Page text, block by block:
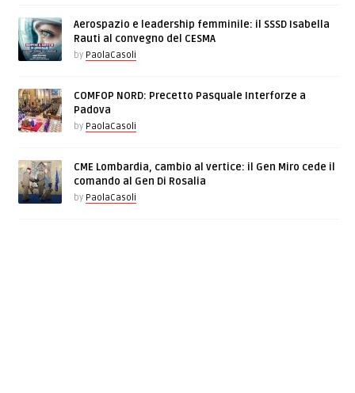
Aerospazio e leadership femminile: il SSSD Isabella
Rauti al convegno del CESMA
by PaolaCasoli
COMFOP NORD: Precetto Pasquale Interforze a
Padova
by PaolaCasoli
CME Lombardia, cambio al vertice: il Gen Miro cede il
comando al Gen Di Rosalia
by PaolaCasoli